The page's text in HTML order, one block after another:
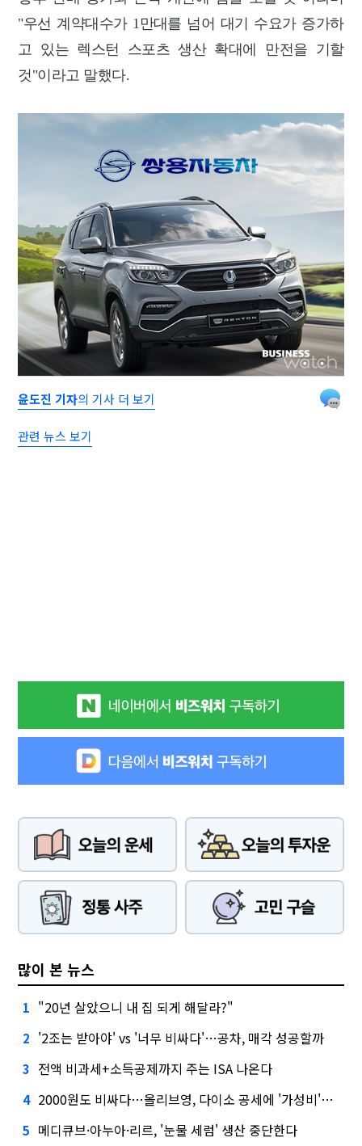
"우선 계약대수가 1만대를 넘어 대기 수요가 증가하
고 있는 렉스턴 스포츠 생산 확대에 만전을 기할
것"이라고 말했다.
윤도진 기자의 기사 더 보기
관련 뉴스 보기
많이 본 뉴스
1 "20년 살았으니 내 집 되게 해달라?"
2 '2조는 받아야' vs '너무 비싸다'…공차, 매각 성공할까
3 전액 비과세+소득공제까지 주는 ISA 나온다
4 2000원도 비싸다…올리브영, 다이소 공세에 '가성비'로 맞불
5 메디큐브·아누아·리르, '눈물 세럼' 생산 중단한다